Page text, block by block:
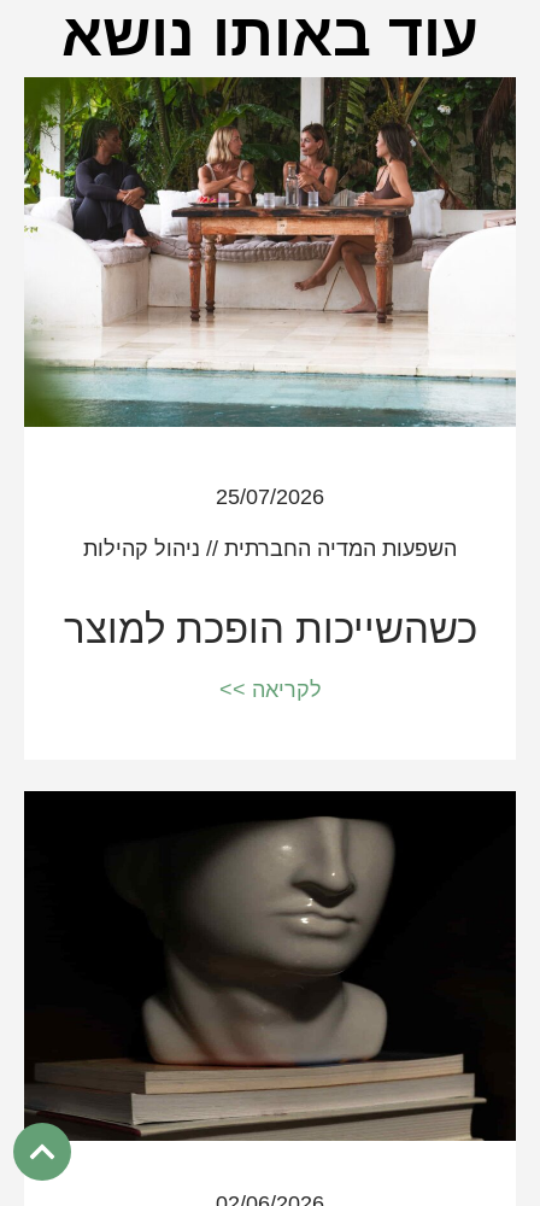
עוד באותו נושא
25/07/2026
השפעות המדיה החברתית // ניהול קהילות
כשהשייכות הופכת למוצר
לקריאה >>